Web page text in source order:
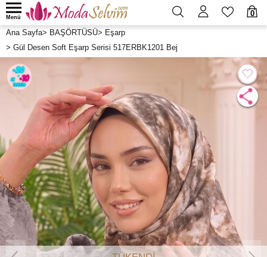
0
Menü
Ana Sayfa> BAŞÖRTÜSÜ> Eşarp
> Gül Desen Soft Eşarp Serisi 517ERBK1201 Bej